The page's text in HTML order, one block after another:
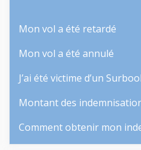
Mon vol a été retardé
Mon vol a été annulé
J’ai été victime d’un
Montant des
Comment obtenir mon